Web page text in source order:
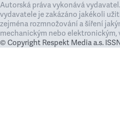
Autorská práva vykonává
vydavatele je zakázáno jakékoli
zejména rozmnožování a šíření
mechanickým nebo elektronickým,
© Copyright Respekt Media a.s.